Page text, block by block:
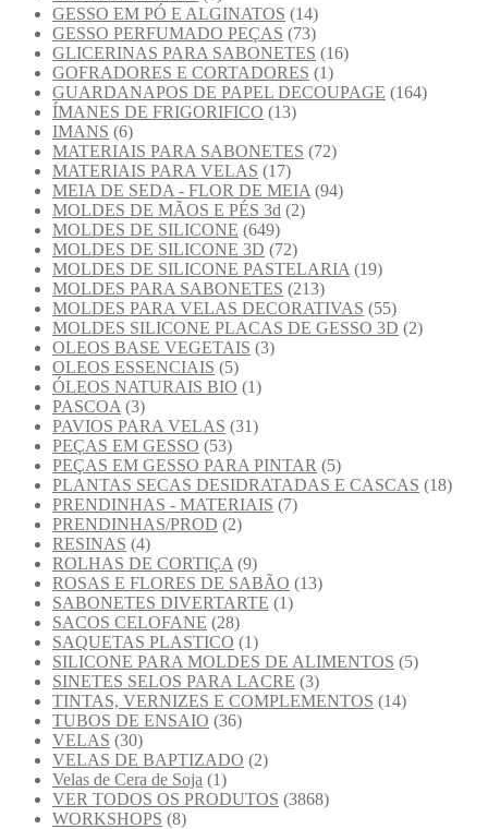
GESSO EM PÓ E ALGINATOS (14)
GESSO PERFUMADO PEÇAS (73)
GLICERINAS PARA SABONETES (16)
GOFRADORES E CORTADORES (1)
GUARDANAPOS DE PAPEL DECOUPAGE (164)
ÍMANES DE FRIGORIFICO (13)
IMANS (6)
MATERIAIS PARA SABONETES (72)
MATERIAIS PARA VELAS (17)
MEIA DE SEDA - FLOR DE MEIA (94)
MOLDES DE MÃOS E PÉS 3d (2)
MOLDES DE SILICONE (649)
MOLDES DE SILICONE 3D (72)
MOLDES DE SILICONE PASTELARIA (19)
MOLDES PARA SABONETES (213)
MOLDES PARA VELAS DECORATIVAS (55)
MOLDES SILICONE PLACAS DE GESSO 3D (2)
OLEOS BASE VEGETAIS (3)
OLEOS ESSENCIAIS (5)
ÓLEOS NATURAIS BIO (1)
PASCOA (3)
PAVIOS PARA VELAS (31)
PEÇAS EM GESSO (53)
PEÇAS EM GESSO PARA PINTAR (5)
PLANTAS SECAS DESIDRATADAS E CASCAS (18)
PRENDINHAS - MATERIAIS (7)
PRENDINHAS/PROD (2)
RESINAS (4)
ROLHAS DE CORTIÇA (9)
ROSAS E FLORES DE SABÃO (13)
SABONETES DIVERTARTE (1)
SACOS CELOFANE (28)
SAQUETAS PLASTICO (1)
SILICONE PARA MOLDES DE ALIMENTOS (5)
SINETES SELOS PARA LACRE (3)
TINTAS, VERNIZES E COMPLEMENTOS (14)
TUBOS DE ENSAIO (36)
VELAS (30)
VELAS DE BAPTIZADO (2)
Velas de Cera de Soja (1)
VER TODOS OS PRODUTOS (3868)
WORKSHOPS (8)